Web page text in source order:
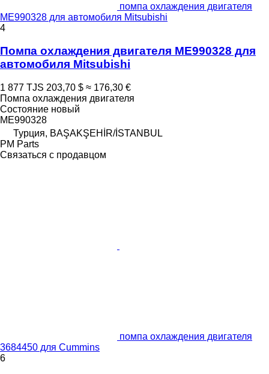
помпа охлаждения двигателя
ME990328 для автомобиля Mitsubishi
4
Помпа охлаждения двигателя ME990328 для
автомобиля Mitsubishi
1 877 TJS 203,70 $ ≈ 176,30 €
Помпа охлаждения двигателя
Состояние новый
ME990328
Турция, BAŞAKŞEHİR/İSTANBUL
PM Parts
Связаться с продавцом
помпа охлаждения двигателя
3684450 для Cummins
6